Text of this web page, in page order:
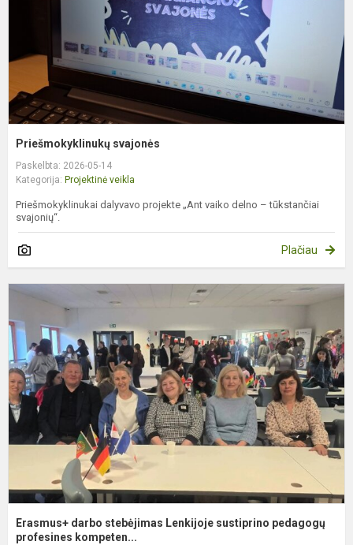
Priešmokyklinukų svajonės
Paskelbta: 2026-05-14
Kategorija: Projektinė veikla
Priešmokyklinukai dalyvavo projekte „Ant vaiko delno – tūkstančiai
svajonių“.
Plačiau
Erasmus+ darbo stebėjimas Lenkijoje sustiprino pedagogų
profesines kompeten...